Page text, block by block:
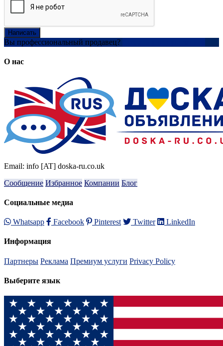
Написать
Вы профессиональный продавец?
О нас
Email: info [AT] doska-ru.co.uk
Сообщение Избранное Компании Блог
Социальные медиа
Whatsapp Facebook Pinterest Twitter LinkedIn
Информация
Партнеры Реклама Премиум услуги Privacy Policy
Выберите язык